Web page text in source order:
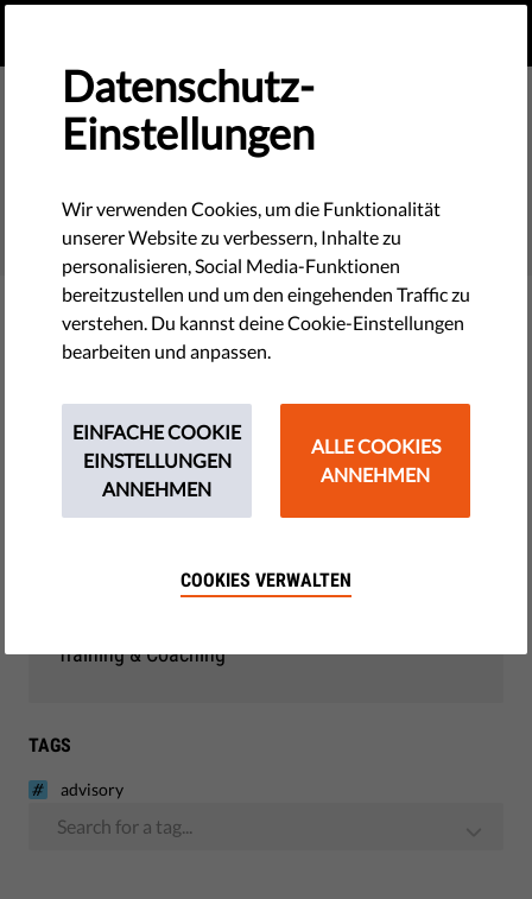
Filter
THEMES
EU-Beobachtung
Training & Coaching
TAGS
advisory
Search for a tag...
Datenschutz-
Einstellungen
Wir verwenden Cookies, um die Funktionalität
unserer Website zu verbessern, Inhalte zu
personalisieren, Social Media-Funktionen
bereitzustellen und um den eingehenden Traffic zu
verstehen. Du kannst deine Cookie-Einstellungen
bearbeiten und anpassen.
EINFACHE COOKIE
EINSTELLUNGEN
ANNEHMEN
ALLE COOKIES
ANNEHMEN
COOKIES VERWALTEN